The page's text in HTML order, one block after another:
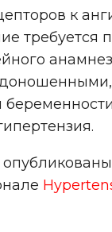
к
требуется